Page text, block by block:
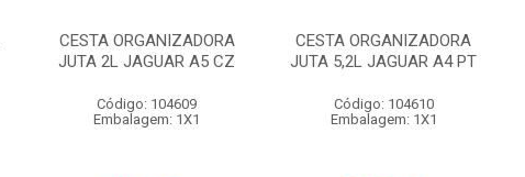
CESTA ORGANIZADORA
JUTA 2L JAGUAR A5 CZ
Código: 104609
Embalagem: 1X1
CESTA ORGANIZADORA
JUTA 5,2L JAGUAR A4 PT
Código: 104610
Embalagem: 1X1